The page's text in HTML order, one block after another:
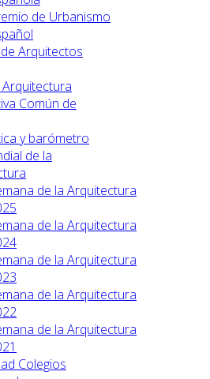
de Urbanismo
Arquitectos
Común de
y barómetro
de la
de la Arquitectura
de la Arquitectura
de la Arquitectura
de la Arquitectura
de la Arquitectura
Colegios